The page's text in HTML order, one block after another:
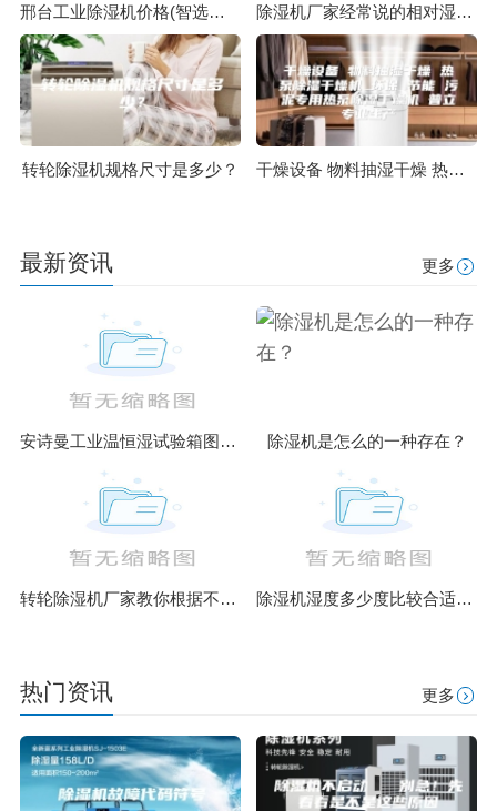
邢台工业除湿机价格(智选：2023已更新) 除湿机厂家经常说的相对湿度是什么？为什么那么重要？
转轮除湿机规格尺寸是多少？ 干燥设备 物料抽湿干燥 热泵除湿干燥机 环保 节能 污泥专用热泵除湿干燥机 普立专业生产
最新资讯 更多
安诗曼工业温恒湿试验箱图片／安诗曼工业温恒湿试验箱样板图 除湿机是怎么的一种存在？
转轮除湿机厂家教你根据不同环境合理选择设备类型 除湿机湿度多少度比较合适 60度最佳
热门资讯 更多